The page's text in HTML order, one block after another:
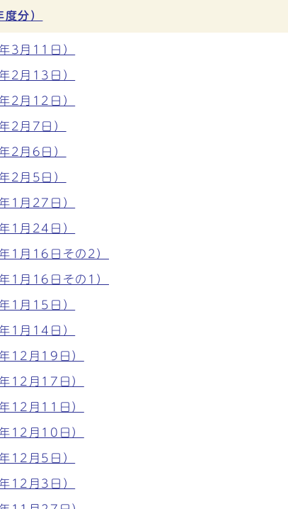
分）
3月11日）
2月13日）
2月12日）
2月7日）
2月6日）
2月5日）
1月27日）
1月24日）
1月16日その2）
1月16日その1）
1月15日）
1月14日）
12月19日）
12月17日）
12月11日）
12月10日）
12月5日）
12月3日）